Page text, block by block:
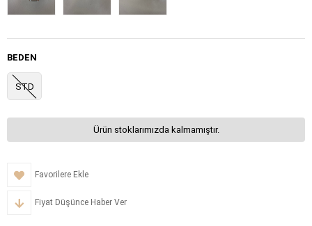
BEDEN
STD
Ürün stoklarımızda kalmamıştır.
Favorilere Ekle
Fiyat Düşünce Haber Ver